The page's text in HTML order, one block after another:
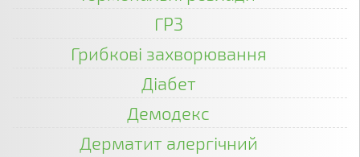
ГРЗ
Грибкові захворювання
Діабет
Демодекс
Дерматит алергічний